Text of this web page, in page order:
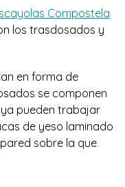
Compostela
los trasdosados y
en forma de
se componen
pueden trabajar
de yeso laminado
sobre la que